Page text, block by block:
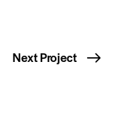
Next Project